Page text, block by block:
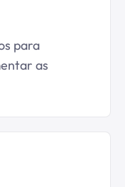
para
as